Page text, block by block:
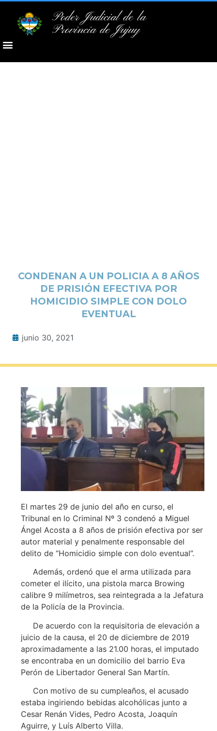
Poder Judicial de la
Provincia de Jujuy
CONDENAN A UN POLICIA A 8 AÑOS
DE PRISIÓN EFECTIVA POR
HOMICIDIO SIMPLE CON DOLO
EVENTUAL
junio 30, 2021
El martes 29 de junio del año en curso, el
Tribunal en lo Criminal Nº 3 condenó a Miguel
Ángel Acosta a 8 años de prisión efectiva por ser
autor material y penalmente responsable del
delito de “Homicidio simple con dolo eventual”.
Además, ordenó que el arma utilizada para
cometer el ilícito, una pistola marca Browing
calibre 9 milímetros, sea reintegrada a la Jefatura
de la Policía de la Provincia.
De acuerdo con la requisitoria de elevación a
juicio de la causa, el 20 de diciembre de 2019
aproximadamente a las 21.00 horas, el imputado
se encontraba en un domicilio del barrio Eva
Perón de Libertador General San Martín.
Con motivo de su cumpleaños, el acusado
estaba ingiriendo bebidas alcohólicas junto a
Cesar Renán Vides, Pedro Acosta, Joaquín
Aguirre, y Luís Alberto Villa.